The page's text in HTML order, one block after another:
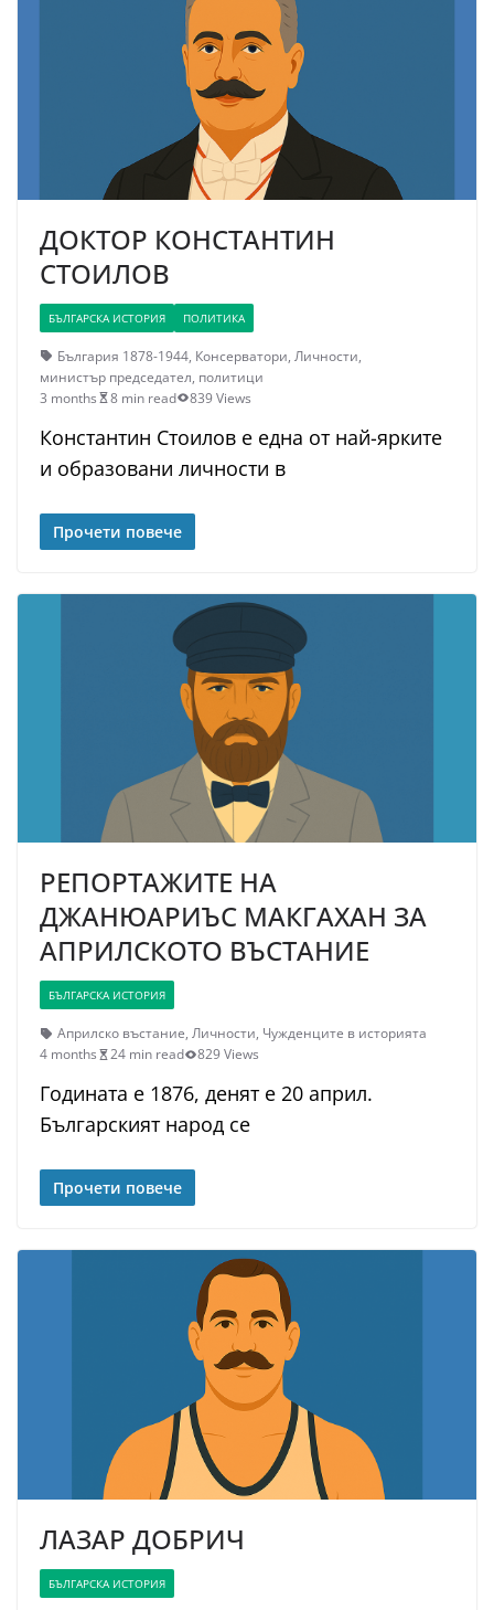
ДОКТОР КОНСТАНТИН
СТОИЛОВ
БЪЛГАРСКА ИСТОРИЯ ПОЛИТИКА
България 1878-1944, Консерватори, Личности,
министър председател, политици
3 months
8 min read 839 Views
Константин Стоилов е една от най-ярките
и образовани личности в
Прочети повече
РЕПОРТАЖИТЕ НА
ДЖАНЮАРИЪС МАКГАХАН ЗА
АПРИЛСКОТО ВЪСТАНИЕ
БЪЛГАРСКА ИСТОРИЯ
Априлско въстание, Личности, Чужденците в историята
4 months
24 min read 829 Views
Годината е 1876, денят е 20 април.
Българският народ се
Прочети повече
ЛАЗАР ДОБРИЧ
БЪЛГАРСКА ИСТОРИЯ